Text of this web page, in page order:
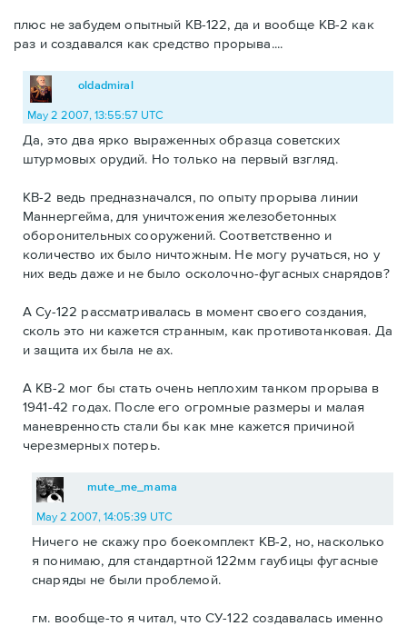
плюс не забудем опытный КВ-122, да и вообще КВ-2 как
раз и создавался как средство прорыва....
oldadmiral
May 2 2007, 13:55:57 UTC
Да, это два ярко выраженных образца советских
штурмовых орудий. Но только на первый взгляд.
КВ-2 ведь предназначался, по опыту прорыва линии
Маннергейма, для уничтожения железобетонных
оборонительных сооружений. Соответственно и
количество их было ничтожным. Не могу ручаться, но у
них ведь даже и не было осколочно-фугасных снарядов?
А Су-122 рассматривалась в момент своего создания,
сколь это ни кажется странным, как противотанковая. Да
и защита их была не ах.
А КВ-2 мог бы стать очень неплохим танком прорыва в
1941-42 годах. После его огромные размеры и малая
маневренность стали бы как мне кажется причиной
черезмерных потерь.
mute_me_mama
May 2 2007, 14:05:39 UTC
Ничего не скажу про боекомплект КВ-2, но, насколько
я понимаю, для стандартной 122мм гаубицы фугасные
снаряды не были проблемой.
гм. вообще-то я читал, что СУ-122 создавалась именно